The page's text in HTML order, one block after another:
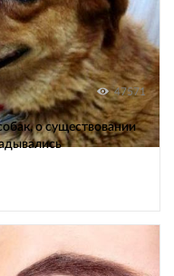
47571
о существовании